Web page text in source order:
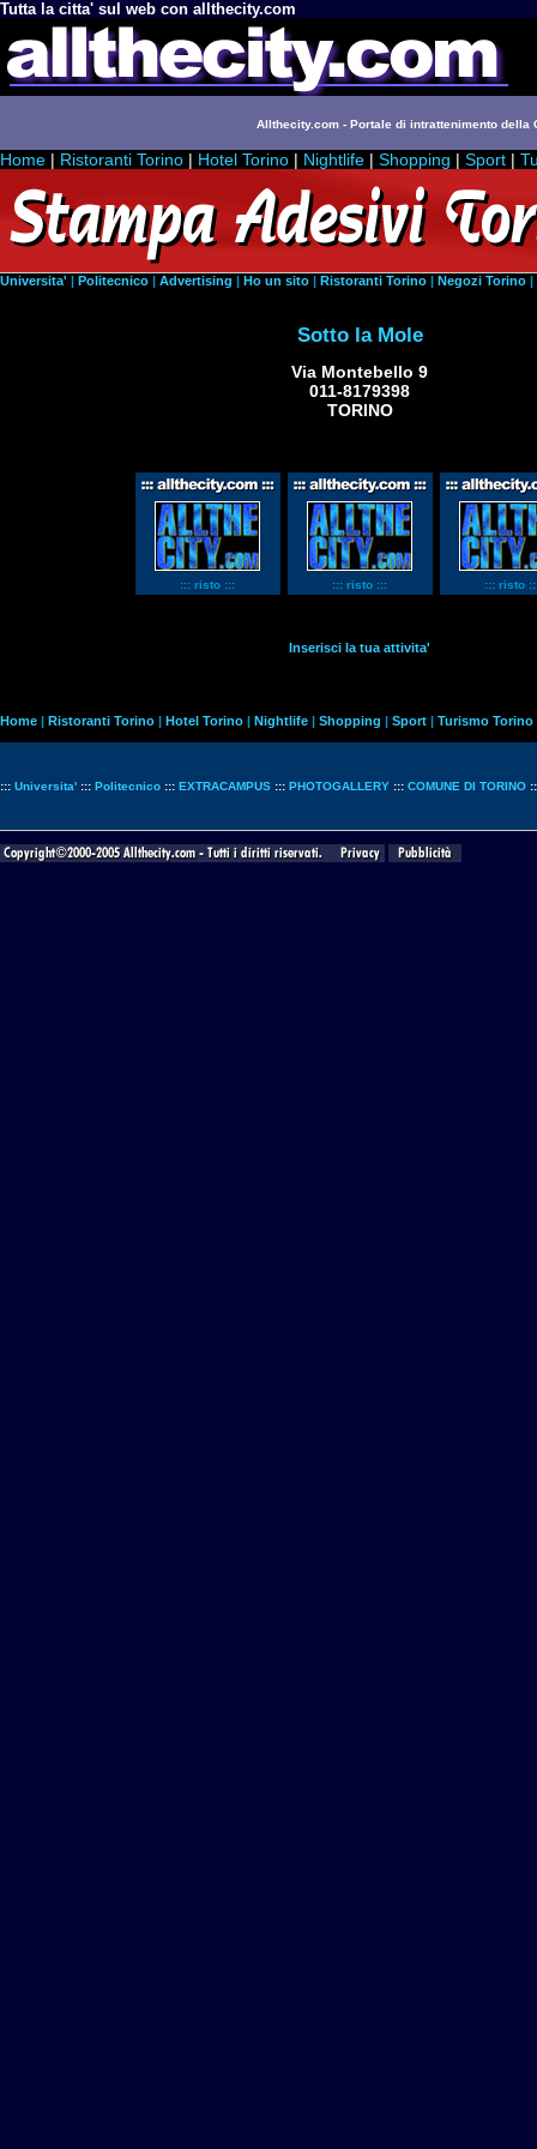
Tutta la citta' sul web con allthecity.com
Allthecity.com - Portale di intrattenimento della
Home | Ristoranti Torino | Hotel Torino | Nightlife | Shopping | Sport |
Universita' | Politecnico | Advertising | Ho un sito | Ristoranti Torino | Negozi Torino |
Sotto la Mole
Via Montebello 9
011-8179398
TORINO
::: risto ::: ::: risto ::: ::: risto
Inserisci la tua attivita'
Home | Ristoranti Torino | Hotel Torino | Nightlife | Shopping | Sport | Turismo Torino
::: Universita' ::: Politecnico ::: EXTRACAMPUS ::: PHOTOGALLERY ::: COMUNE DI TORINO